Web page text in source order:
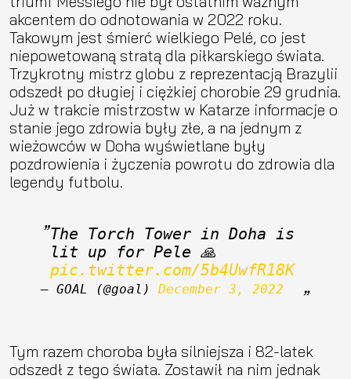
akcentem do odnotowania w 2022 roku.
Takowym jest śmierć wielkiego Pelé, co jest
niepowetowaną stratą dla piłkarskiego świata.
Trzykrotny mistrz globu z reprezentacją Brazylii
odszedł po długiej i ciężkiej chorobie 29 grudnia.
Już w trakcie mistrzostw w Katarze informacje o
stanie jego zdrowia były złe, a na jednym z
wieżowców w Doha wyświetlane były
pozdrowienia i życzenia powrotu do zdrowia dla
legendy futbolu.
The Torch Tower in Doha is
pic.twitter.com/5b4UwfR18K
— GOAL (@goal) December 3, 2022
Tym razem choroba była silniejsza i 82-latek
odszedł z tego świata. Zostawił na nim jednak